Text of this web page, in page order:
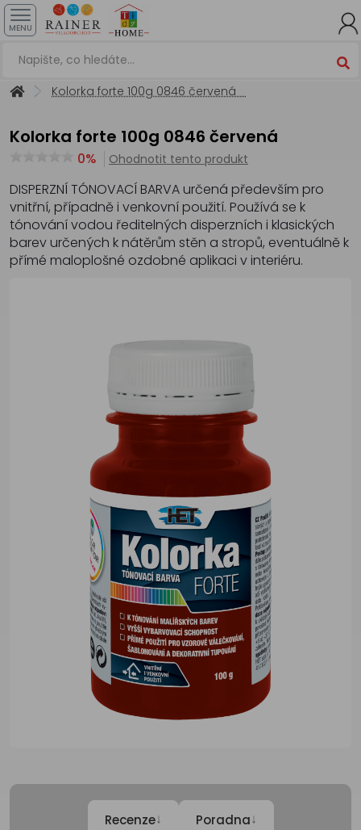
MENU
Kolorka forte 100g 0846 červená
Kolorka forte 100g 0846 červená
0% Ohodnotit tento produkt
DISPERZNÍ TÓNOVACÍ BARVA určená především pro
vnitřní, případně i venkovní použití. Používá se k
tónování vodou ředitelných disperzních i klasických
barev určených k nátěrům stěn a stropů, eventuálně k
přímé maloplošné ozdobné aplikaci v interiéru.
Recenze↓ Poradna↓